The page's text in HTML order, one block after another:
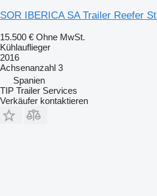
SOR IBERICA SA Trailer Reefer
15.500 € Ohne MwSt.
Kühlauflieger
2016
Achsenanzahl 3
Spanien
TIP Trailer Services
Verkäufer kontaktieren